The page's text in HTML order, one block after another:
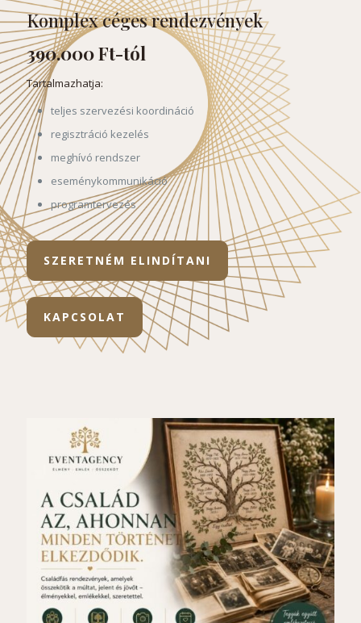
Komplex céges rendezvények
390.000 Ft-tól
Tartalmazhatja:
teljes szervezési koordináció
regisztráció kezelés
meghívó rendszer
eseménykommunikáció
programtervezés
SZERETNÉM ELINDÍTANI
KAPCSOLAT